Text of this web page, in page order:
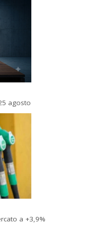
agosto
a +3,9%